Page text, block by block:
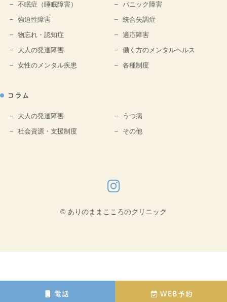
電話 WEB予約
不眠症（睡眠障害）
パニック障害
強迫性障害
統合失調症
物忘れ・認知症
適応障害
大人の発達障害
働く方のメンタルヘルス
女性のメンタル疾患
各種制度
コラム
大人の発達障害
うつ病
社会資源・支援制度
その他
© ありのままこころのクリニック